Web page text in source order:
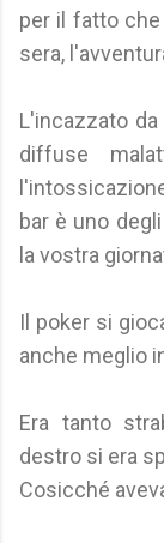
per il fatto
sera,
L'incazzato
diffuse
bar è uno
la vostra
Il poker si
anche meglio
Era tanto
destro si era
Cosicché